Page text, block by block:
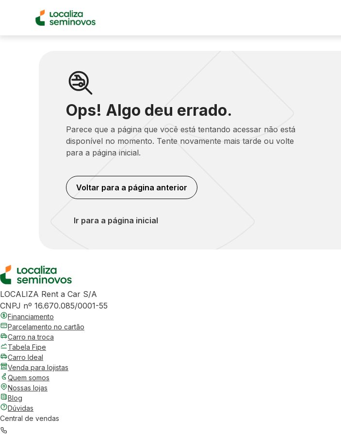
Ops! Algo deu errado.
Parece que a página que você está tentando acessar não está
disponível no momento. Tente novamente mais tarde ou volte
para a página inicial.
Voltar para a página anterior
Ir para a página inicial
LOCALIZA Rent a Car S/A
CNPJ nº 16.670.085/0001-55
Financiamento
Parcelamento no cartão
Carro na troca
Tabela Fipe
Carro Ideal
Venda para lojistas
Quem somos
Nossas lojas
Blog
Dúvidas
Central de vendas